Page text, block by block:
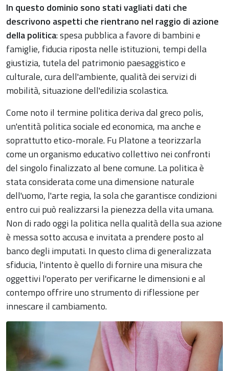
In questo dominio sono stati vagliati dati che
descrivono aspetti che rientrano nel raggio di azione
della politica: spesa pubblica a favore di bambini e
famiglie, fiducia riposta nelle istituzioni, tempi della
giustizia, tutela del patrimonio paesaggistico e
culturale, cura dell'ambiente, qualità dei servizi di
mobilità, situazione dell'edilizia scolastica.
Come noto il termine politica deriva dal greco polis,
un'entità politica sociale ed economica, ma anche e
soprattutto etico-morale. Fu Platone a teorizzarla
come un organismo educativo collettivo nei confronti
del singolo finalizzato al bene comune. La politica è
stata considerata come una dimensione naturale
dell'uomo, l'arte regia, la sola che garantisce condizioni
entro cui può realizzarsi la pienezza della vita umana.
Non di rado oggi la politica nella qualità della sua azione
è messa sotto accusa e invitata a prendere posto al
banco degli imputati. In questo clima di generalizzata
sfiducia, l'intento è quello di fornire una misura che
oggettivi l'operato per verificarne le dimensioni e al
contempo offrire uno strumento di riflessione per
innescare il cambiamento.